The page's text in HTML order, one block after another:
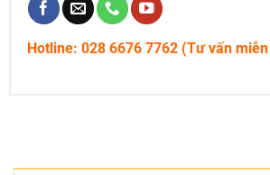
Hotline: 028 6676 7762 (Tư vấn